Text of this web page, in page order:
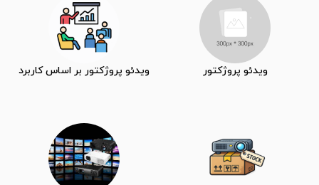
ویدئو پروژکتور ویدئو پروژکتور بر اساس کاربرد